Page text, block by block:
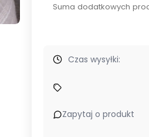
Suma dodatkowych
Czas wysyłki:
Zapytaj o produkt
Kupuj u źródła – bezpośrednio